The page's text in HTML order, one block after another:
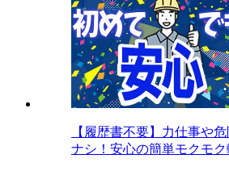
【履歴書不要】力仕事や
ナシ！安心の簡単モクモク